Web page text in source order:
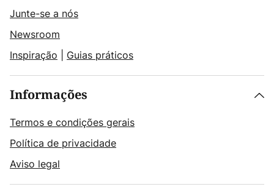
Junte-se a nós
Newsroom
Inspiração
Guias práticos
Informações
Termos e condições gerais
Política de privacidade
Aviso legal